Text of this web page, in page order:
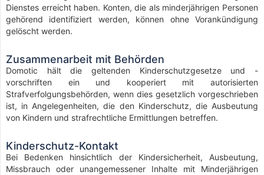
Dienstes erreicht haben. Konten, die als minderjährigen Personen
gehörend identifiziert werden, können ohne Vorankündigung
gelöscht werden.
Zusammenarbeit mit Behörden
Domotic hält die geltenden Kinderschutzgesetze und -
vorschriften ein und kooperiert mit autorisierten
Strafverfolgungsbehörden, wenn dies gesetzlich vorgeschrieben
ist, in Angelegenheiten, die den Kinderschutz, die Ausbeutung
von Kindern und strafrechtliche Ermittlungen betreffen.
Kinderschutz-Kontakt
Bei Bedenken hinsichtlich der Kindersicherheit, Ausbeutung,
Missbrauch oder unangemessener Inhalte mit Minderjährigen